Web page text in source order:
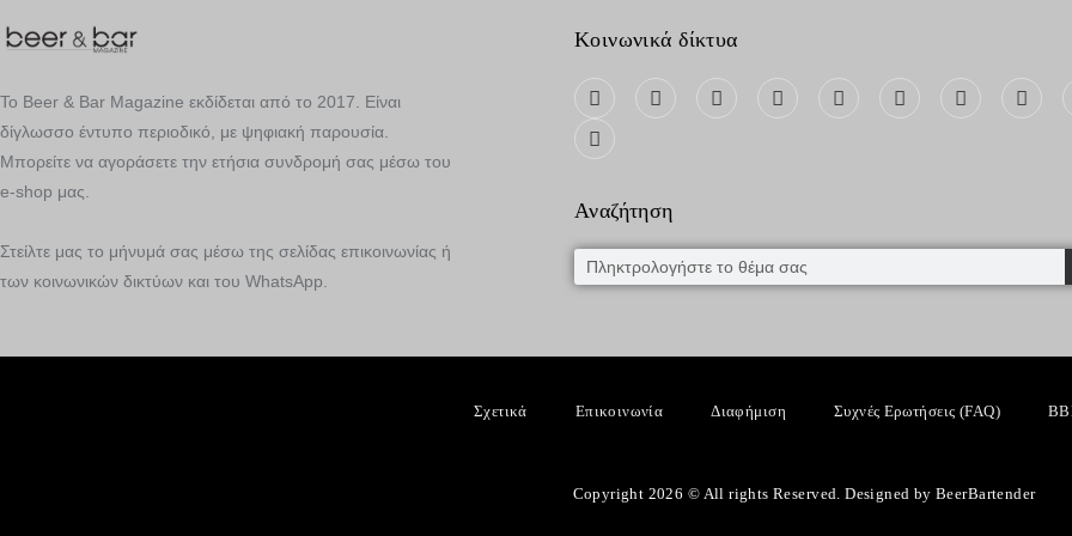
Το Beer & Bar Magazine εκδίδεται από το 2017. Είναι
δίγλωσσο έντυπο περιοδικό, με ψηφιακή παρουσία.
Μπορείτε να αγοράσετε την ετήσια συνδρομή σας μέσω του
e-shop μας.
Στείλτε μας το μήνυμά σας μέσω της σελίδας επικοινωνίας ή
των κοινωνικών δικτύων και του WhatsApp.
Κοινωνικά δίκτυα
Αναζήτηση
Σχετικά Επικοινωνία Διαφήμιση Συχνές Ερωτήσεις (FAQ)
Copyright 2026 © All rights Reserved. Designed by BeerBartender